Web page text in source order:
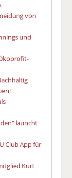
von
und
launcht
Club App für
Kurt